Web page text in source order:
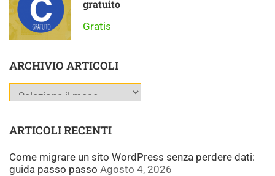
gratuito
Gratis
ARCHIVIO ARTICOLI
ARTICOLI RECENTI
Come migrare un sito WordPress senza perdere dati:
guida passo passo Agosto 4, 2026